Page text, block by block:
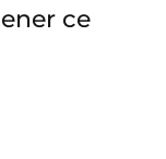
ce